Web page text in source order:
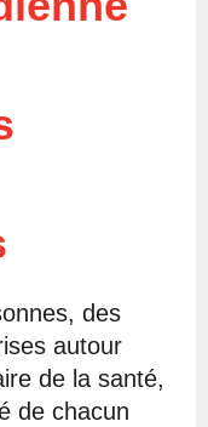
des
autour
de la santé,
de chacun